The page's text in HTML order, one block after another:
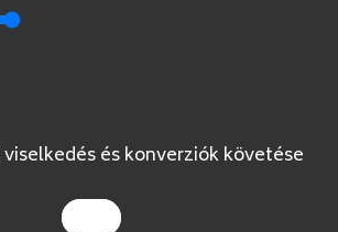
viselkedés és konverziók követése